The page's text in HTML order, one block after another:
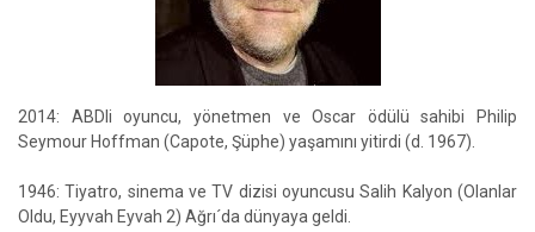
2014: ABDli oyuncu, yönetmen ve Oscar ödülü sahibi Philip
Seymour Hoffman (Capote, Şüphe) yaşamını yitirdi (d. 1967).
1946: Tiyatro, sinema ve TV dizisi oyuncusu Salih Kalyon (Olanlar
Oldu, Eyyvah Eyvah 2) Ağrı´da dünyaya geldi.